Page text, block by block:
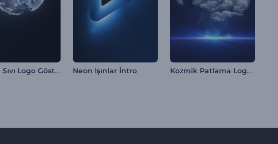
Dönen Sıvı Logo Gösterimi Neon Işınlar İntro Kozmik Patlama Logo Gösterimi